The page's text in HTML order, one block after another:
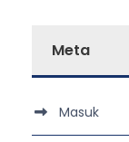
Meta
Masuk